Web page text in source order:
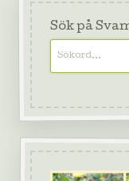
Sök på